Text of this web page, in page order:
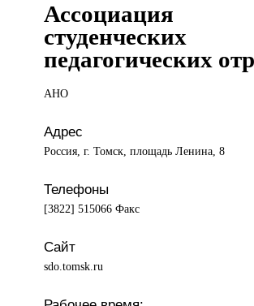
Ассоциация
студенческих
педагогических
АНО
Адрес
Россия, г. Томск, площадь Ленина, 8
Телефоны
[3822] 515066 Факс
Сайт
sdo.tomsk.ru